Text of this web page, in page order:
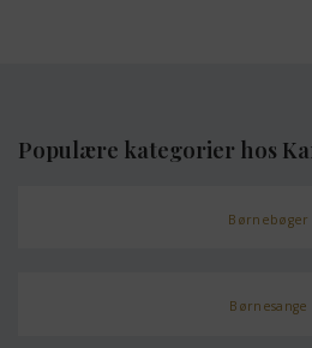
Populære kategorier hos
Børnebøger
Børnesange